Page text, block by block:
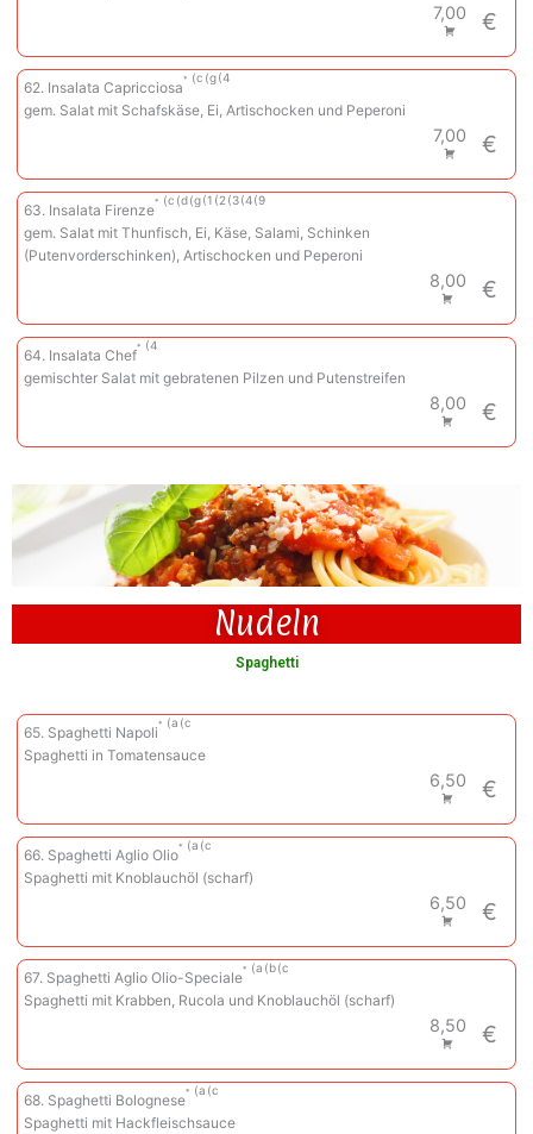
7,00 €
62. Insalata Capricciosa
c g 4
gem. Salat mit Schafskäse, Ei, Artischocken und Peperoni
7,00 €
63. Insalata Firenze
c d g 1 2 3 4 9
gem. Salat mit Thunfisch, Ei, Käse, Salami, Schinken
(Putenvorderschinken), Artischocken und Peperoni
8,00 €
64. Insalata Chef
4
gemischter Salat mit gebratenen Pilzen und Putenstreifen
8,00 €
Nudeln
Spaghetti
65. Spaghetti Napoli
a c
Spaghetti in Tomatensauce
6,50 €
66. Spaghetti Aglio Olio
a c
Spaghetti mit Knoblauchöl (scharf)
6,50 €
67. Spaghetti Aglio Olio-Speciale
a b c
Spaghetti mit Krabben, Rucola und Knoblauchöl (scharf)
8,50 €
68. Spaghetti Bolognese
a c
Spaghetti mit Hackfleischsauce